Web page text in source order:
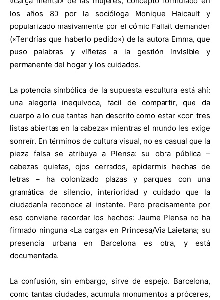
los años 80 por la socióloga Monique Haicault y
popularizado masivamente por el cómic Fallait demander
(«Tendrías que haberlo pedido») de la autora Emma, que
puso palabras y viñetas a la gestión invisible y
permanente del hogar y los cuidados.
La potencia simbólica de la supuesta escultura está ahí:
una alegoría inequívoca, fácil de compartir, que da
cuerpo a lo que tantas han descrito como estar «con tres
listas abiertas en la cabeza» mientras el mundo les exige
sonreír. En términos de cultura visual, no es casual que la
pieza falsa se atribuya a Plensa: su obra pública –
cabezas quietas, ojos cerrados, epidermis hechas de
letras – ha colonizado plazas y parques con una
gramática de silencio, interioridad y cuidado que la
ciudadanía reconoce al instante. Pero precisamente por
eso conviene recordar los hechos: Jaume Plensa no ha
firmado ninguna «La carga» en Princesa/Via Laietana; su
presencia urbana en Barcelona es otra, y está
documentada.
La confusión, sin embargo, sirve de espejo. Barcelona,
como tantas ciudades, acumula monumentos a próceres,